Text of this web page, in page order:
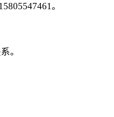
。
。